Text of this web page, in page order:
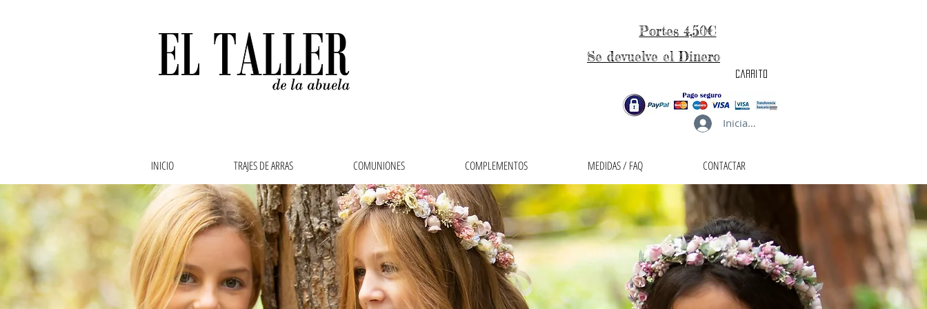
Portes 4,50€
Se devuelve el Dinero
carrito
Iniciar sesión
INICIO TRAJES DE ARRAS COMUNIONES COMPLEMENTOS MEDIDAS / FAQ
CONTACTAR
Ropa de bebe, ropa de niños, trajes de arras y vestidos de comunión en el taller de la
abuela,vestidos de arras, faldas, cubrepañales